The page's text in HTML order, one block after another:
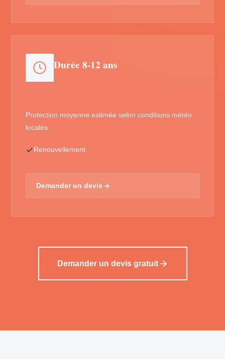
Durée 8-12 ans
Protection moyenne estimée selon conditions météo
locales.
Renouvellement
Demander un devis
Demander un devis gratuit